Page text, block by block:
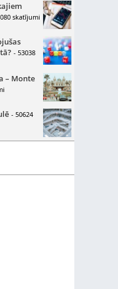
skatījumi
- 53038
– Monte
- 50624